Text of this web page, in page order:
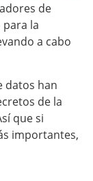
de
la
a cabo
datos han
de la
que si
importantes,